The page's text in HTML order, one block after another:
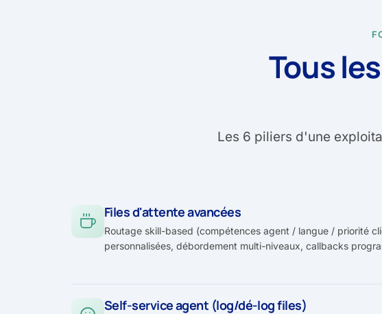
Tous
Les 6 piliers d'une
Files d'attente avancées
Routage skill-based (compétences agent / langue / priorité
personnalisées, débordement multi-niveaux, callbacks
Self-service agent (log/dé-log files)